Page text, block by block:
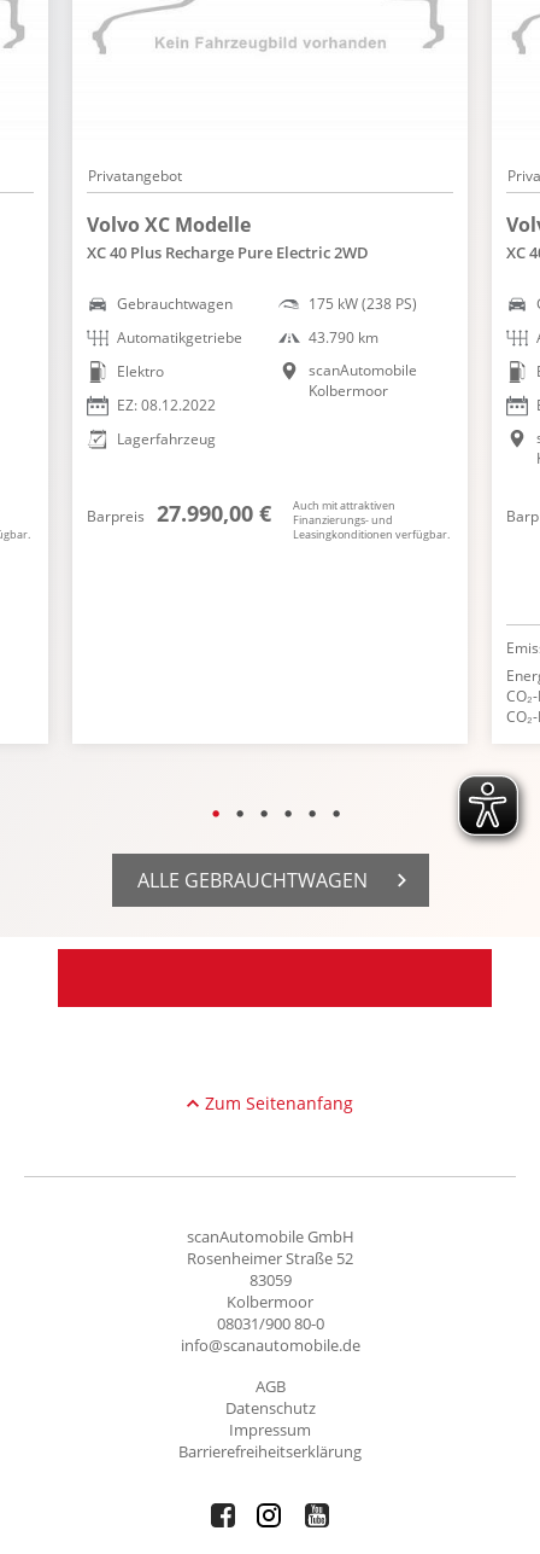
Touchscreen Bedienung
Traktionskontrolle
Volvo On Call
Winterpaket
Zentralver. mit Fernbedienung
Privatangebot
Volvo XC Modelle
XC 40 Plus Recharge Pure Electric 2WD
Gebrauchtwagen
Automatikgetriebe
Elektro
EZ: 08.12.2022
Lagerfahrzeug
175 kW (238 PS)
43.790 km
scanAutomobile
Kolbermoor
Barpreis 27.990,00 €
Auch mit attraktiven
Finanzierungs- und
Leasingkonditionen verfügbar.
XC
ALLE GEBRAUCHTWAGEN
Zum Seitenanfang
scanAutomobile GmbH
Rosenheimer Straße 52
83059
Kolbermoor
08031/900 80-0
info@scanautomobile.de
AGB
Datenschutz
Impressum
Barrierefreiheitserklärung